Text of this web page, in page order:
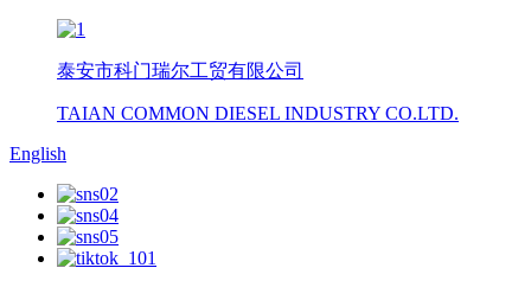
泰安市科门瑞尔工贸有限公司
TAIAN COMMON DIESEL INDUSTRY CO.LTD.
English